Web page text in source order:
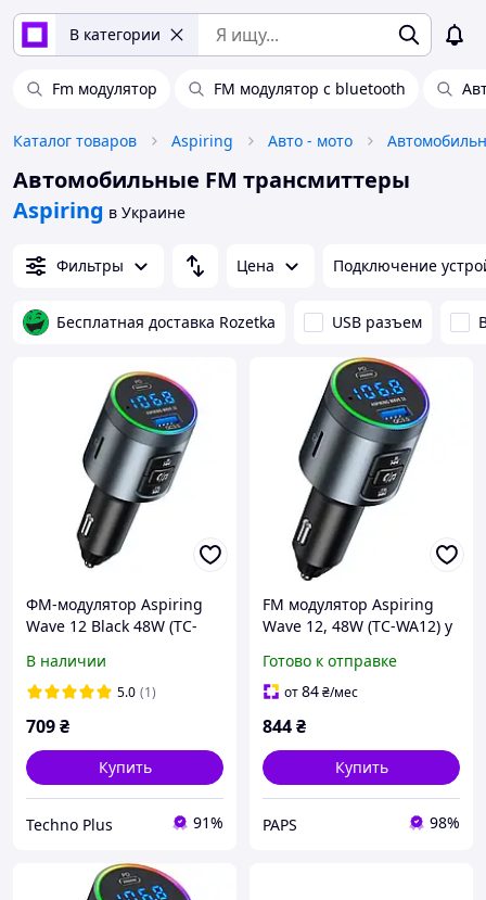
В категории
Fm модулятор FM модулятор с bluetooth
Каталог товаров Aspiring Авто - мото
Автомобильные FM трансмиттеры
Aspiring в Украине
Фильтры Цена Подключение
Бесплатная доставка Rozetka USB разъем
ФМ-модулятор Aspiring
Wave 12 Black 48W (TC-
В наличии
5.0 (1)
709₴
Купить
Techno Plus 91%
FM модулятор Aspiring
Wave 12, 48W (TC-WA12) y
Готово к отправке
от84₴/мес
844₴
Купить
PAPS 98%